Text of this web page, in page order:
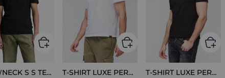
CREWNECK S S TEE COTTON BLACK
T-SHIRT LUXE PERFORMANCE WHITE
T-SHIRT LUXE PERFORMANCE BLACK